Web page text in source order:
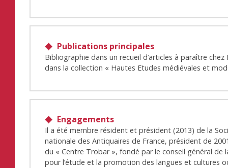
Publications principales
Bibliographie dans un recueil d’articles à paraître chez
dans la collection « Hautes Etudes médiévales et
Engagements
Il a été membre résident et président (2013) de la
nationale des Antiquaires de France, président de
du « Centre Trobar », fondé par le conseil général de
pour l’étude et la promotion des langues et cultures